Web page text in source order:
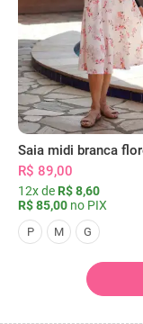
R$ 89,00
12x de R$ 8,60
R$ 85,00 no PIX
P M G